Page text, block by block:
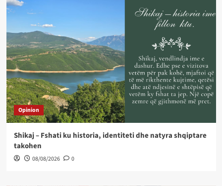
Opinion
Shikaj – Fshati ku historia, identiteti dhe natyra shqiptare
takohen
08/08/2026 0